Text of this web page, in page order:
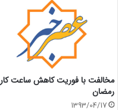
مخالفت با فوریت کاهش ساعت کار
رمضان
1393/04/17